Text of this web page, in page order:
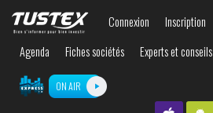
contenu
Connexion Inscription
Agenda
Fiches sociétés Experts et conseils
ON AIR